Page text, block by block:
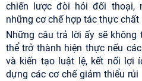
chiến lược đòi hỏi đối thoại,
những cơ chế hợp tác thực chất
Những câu trả lời ấy sẽ
thể trở thành hiện thực nếu
và kiến tạo luật lệ, kết nối lợi
dựng các cơ chế giảm thiểu